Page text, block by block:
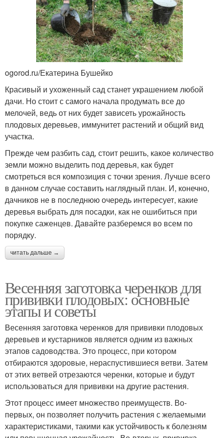
ogorod.ru/Екатерина Бушейко
Красивый и ухоженный сад станет украшением любой
дачи. Но стоит с самого начала продумать все до
мелочей, ведь от них будет зависеть урожайность
плодовых деревьев, иммунитет растений и общий вид
участка.
Прежде чем разбить сад, стоит решить, какое количество
земли можно выделить под деревья, как будет
смотреться вся композиция с точки зрения. Лучше всего
в данном случае составить наглядный план. И, конечно,
дачников не в последнюю очередь интересует, какие
деревья выбрать для посадки, как не ошибиться при
покупке саженцев. Давайте разберемся во всем по
порядку.
читать дальше →
Весенняя заготовка черенков для
прививки плодовых: основные
этапы и советы
Весенняя заготовка черенков для прививки плодовых
деревьев и кустарников является одним из важных
этапов садоводства. Это процесс, при котором
отбираются здоровые, нераспустившиеся ветви. Затем
от этих ветвей отрезаются черенки, которые и будут
использоваться для прививки на другие растения.
Этот процесс имеет множество преимуществ. Во-
первых, он позволяет получить растения с желаемыми
характеристиками, такими как устойчивость к болезням